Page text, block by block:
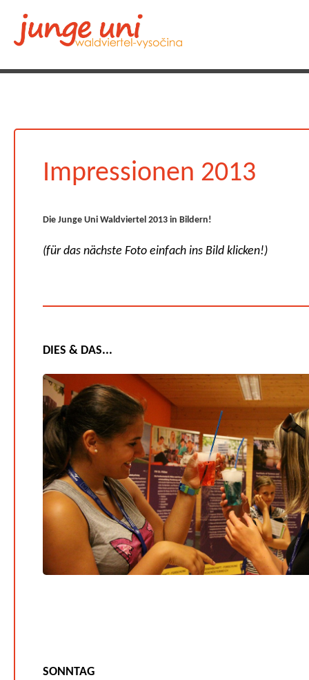
Impressionen 2013
Die Junge Uni Waldviertel 2013 in Bildern!
(für das nächste Foto einfach ins Bild klicken!)
DIES & DAS...
SONNTAG